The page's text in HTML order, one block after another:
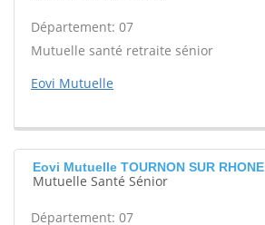
Département: 07
Mutuelle santé retraite sénior
Eovi Mutuelle
Eovi Mutuelle TOURNON SUR RHONE
Mutuelle Santé Sénior
Département: 07